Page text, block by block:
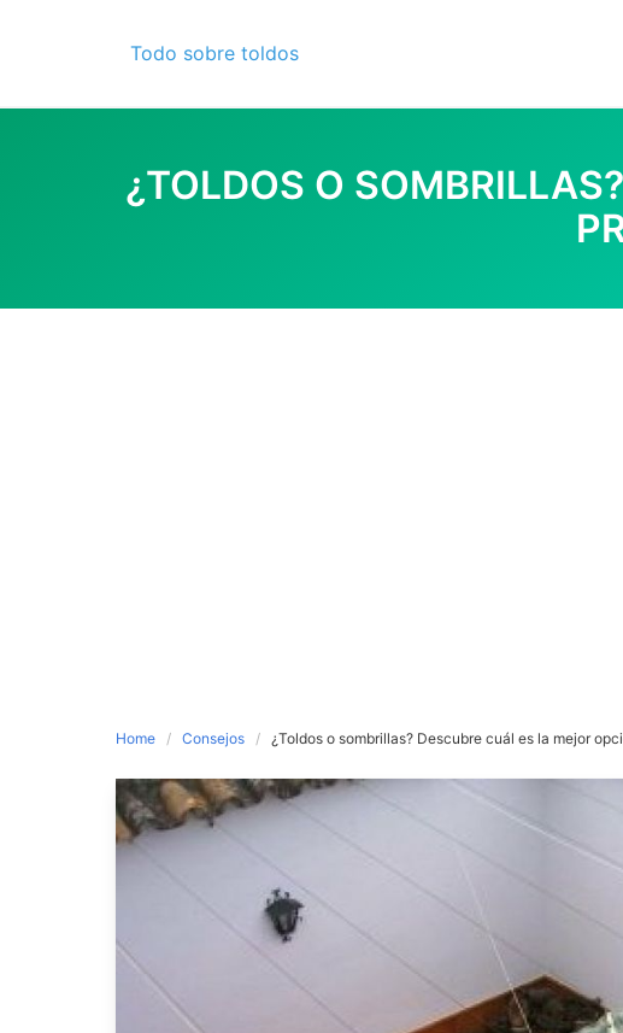
Todo sobre toldos
¿TOLDOS O
Home Consejos ¿Toldos o sombrillas? Descubre cuál es la mejor